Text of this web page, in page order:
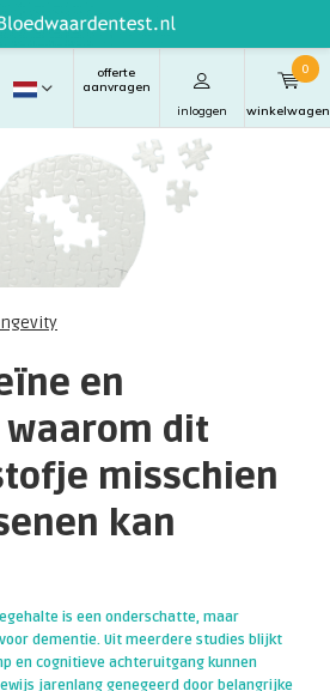
offerte
aanvragen
inloggen
winkelwagen
0
en
dit
misschien
kan
is een onderschatte, maar
dementie. Uit meerdere studies blijkt
en cognitieve achteruitgang kunnen
jarenlang genegeerd door belangrijke